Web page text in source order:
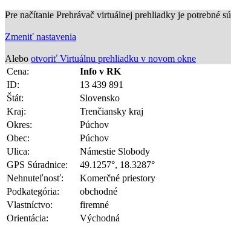
Pre načítanie Prehrávač virtuálnej prehliadky je potrebné
Zmeniť nastavenia
Alebo otvoriť Virtuálnu prehliadku v novom okne
Cena:
Info v RK
ID:
13 439 891
Štát:
Slovensko
Kraj:
Trenčiansky kraj
Okres:
Púchov
Obec:
Púchov
Ulica:
Námestie Slobody
GPS Súradnice:
49.1257°, 18.3287°
Nehnuteľnosť:
Komerčné priestory
Podkategória:
obchodné
Vlastníctvo:
firemné
Orientácia:
Východná